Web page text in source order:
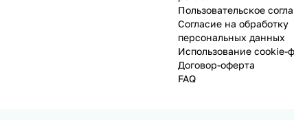
Пользовательское
Согласие на обработку
персональных данных
Использование cookie-
Договор-оферта
FAQ